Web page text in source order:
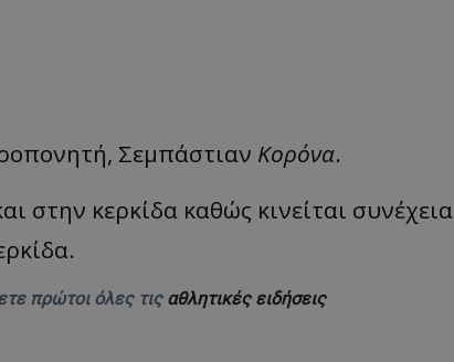
Σεμπάστιαν Κορόνα.
στην κερκίδα καθώς κινείται συνέχεια
πρώτοι όλες τις αθλητικές ειδήσεις